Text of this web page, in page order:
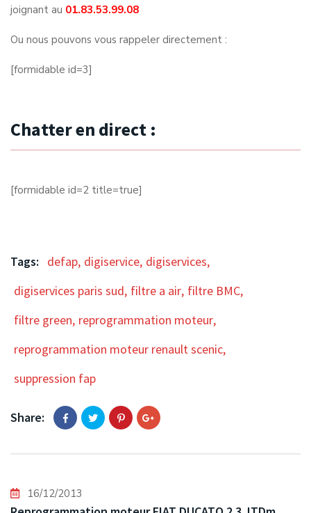
joignant au 01.83.53.99.08
Ou nous pouvons vous rappeler directement :
[formidable id=3]
Chatter en direct :
[formidable id=2 title=true]
Tags: defap, digiservice, digiservices,
digiservices paris sud, filtre a air, filtre BMC,
filtre green, reprogrammation moteur,
reprogrammation moteur renault scenic,
suppression fap
Share:
16/12/2013